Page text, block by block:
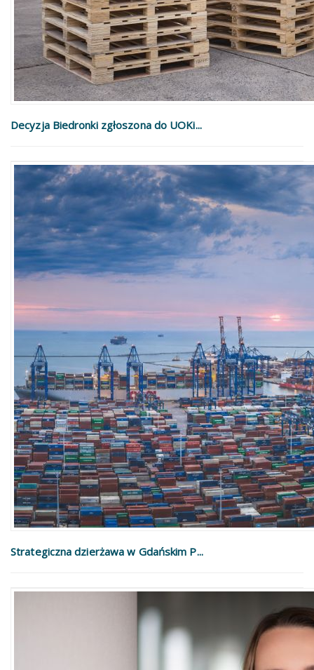
Decyzja Biedronki zgłoszona do UOKi...
Strategiczna dzierżawa w Gdańskim P...